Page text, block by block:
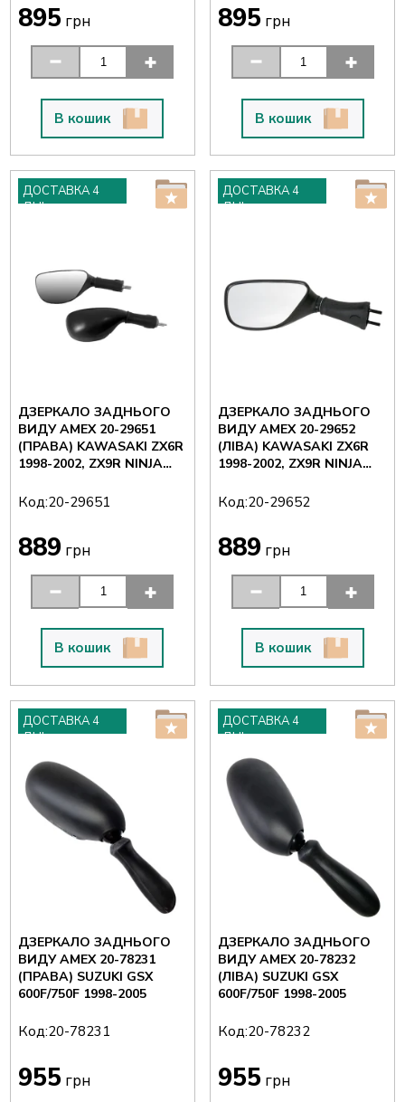
895 грн
В кошик
895 грн
В кошик
ДОСТАВКА 4
ДНІ
ДЗЕРКАЛО ЗАДНЬОГО
ВИДУ AMEX 20-29651
(ПРАВА) KAWASAKI ZX6R
1998-2002, ZX9R NINJA
Код:20-29651
889грн
В кошик
ДОСТАВКА 4
ДНІ
ДЗЕРКАЛО ЗАДНЬОГО
ВИДУ AMEX 20-29652
(ЛІВА) KAWASAKI ZX6R
1998-2002, ZX9R NINJA
Код:20-29652
889 грн
В кошик
ДОСТАВКА 4
ДНІ
ДЗЕРКАЛО ЗАДНЬОГО
ВИДУ AMEX 20-78231
(ПРАВА) SUZUKI GSX
600F/750F 1998-2005
Код:20-78231
955 грн
ДОСТАВКА 4
ДНІ
ДЗЕРКАЛО ЗАДНЬОГО
ВИДУ AMEX 20-78232
(ЛІВА) SUZUKI GSX
600F/750F 1998-2005
Код:20-78232
955 грн